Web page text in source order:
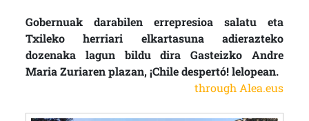
Gobernuak darabilen errepresioa salatu eta
Txileko herriari elkartasuna adierazteko
dozenaka lagun bildu dira Gasteizko Andre
Maria Zuriaren plazan, ¡Chile despertó! lelopean.
through Alea.eus